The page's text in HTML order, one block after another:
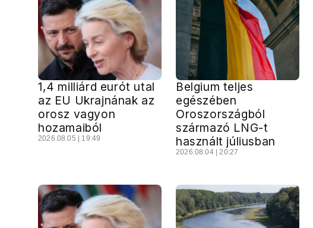
1,4 milliárd eurót utal
az EU Ukrajnának az
orosz vagyon
hozamaiból
2026.08.05 | 19:49
Belgium teljes
egészében
Oroszországból
származó LNG-t
használt júliusban
2026.08.04 | 20:27